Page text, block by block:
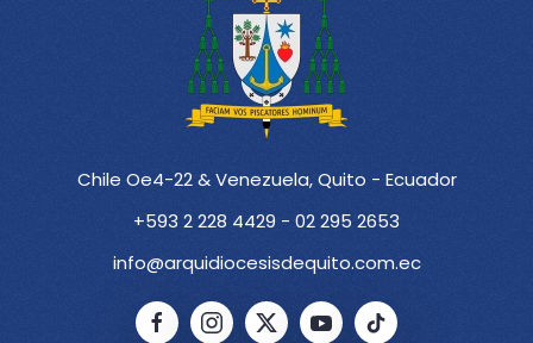
Chile Oe4-22 & Venezuela, Quito - Ecuador
+593 2 228 4429 - 02 295 2653
info@arquidiocesisdequito.com.ec